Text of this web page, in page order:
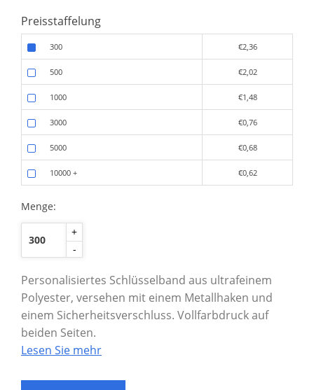
Preisstaffelung
300 €2,36
500 €2,02
1000 €1,48
3000 €0,76
5000 €0,68
10000 + €0,62
Menge:
+
-
Personalisiertes Schlüsselband aus ultrafeinem
Polyester, versehen mit einem Metallhaken und
einem Sicherheitsverschluss. Vollfarbdruck auf
beiden Seiten.
Lesen Sie mehr